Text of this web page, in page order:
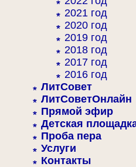
2021 год
2020 год
2019 год
2018 год
2017 год
2016 год
ЛитСовет
ЛитСоветОнлайн
Прямой эфир
Детская
Проба пера
Услуги
Контакты